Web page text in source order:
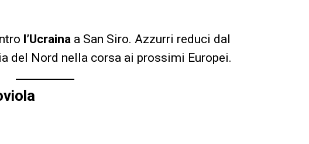
l’Ucraina a San Siro. Azzurri reduci dal
del Nord nella corsa ai prossimi Europei.